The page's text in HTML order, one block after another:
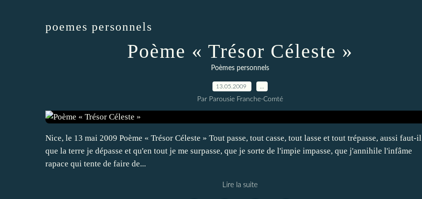
poemes personnels
Poème « Trésor Céleste »
Poèmes personnels
13.05.2009
Par Parousie Franche-Comté
Nice, le 13 mai 2009 Poème « Trésor Céleste » Tout passe, tout casse, tout lasse et tout trépasse, aussi faut-il
que la terre je dépasse et qu'en tout je me surpasse, que je sorte de l'impie impasse, que j'annihile l'infâme
rapace qui tente de faire de...
Lire la suite